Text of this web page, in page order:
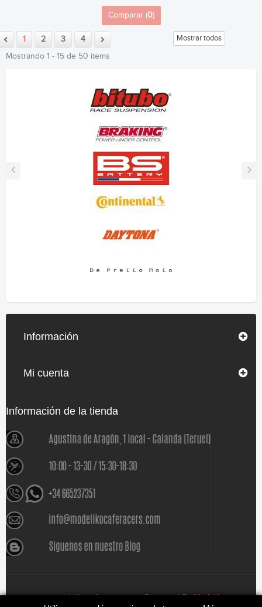
Comparar (0)
Mostrar todos
1 2 3
4
Mostrando 1 - 15 de 50 items
Información
Mi cuenta
Información de la tienda
www.modelikocaferacers.com Designed By Modeliko